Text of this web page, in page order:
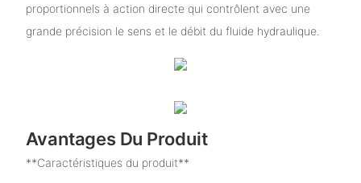
proportionnels à action directe qui contrôlent avec une
grande précision le sens et le débit du fluide hydraulique.
Avantages Du Produit
**Caractéristiques du produit**